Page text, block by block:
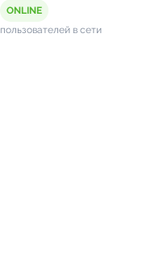
ONLINE
пользователей в сети